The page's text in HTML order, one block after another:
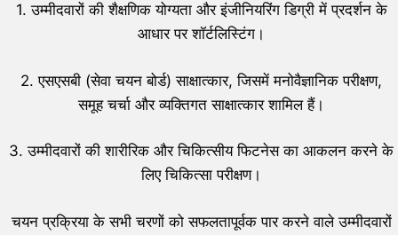
1. उम्मीदवारों की शैक्षणिक योग्यता और इंजीनियरिंग डिग्री में प्रदर्शन के
आधार पर शॉर्टलिस्टिंग।
2. एसएसबी (सेवा चयन बोर्ड) साक्षात्कार, जिसमें मनोवैज्ञानिक परीक्षण,
समूह चर्चा और व्यक्तिगत साक्षात्कार शामिल हैं।
3. उम्मीदवारों की शारीरिक और चिकित्सीय फिटनेस का आकलन करने के
लिए चिकित्सा परीक्षण।
चयन प्रक्रिया के सभी चरणों को सफलतापूर्वक पार करने वाले उम्मीदवारों